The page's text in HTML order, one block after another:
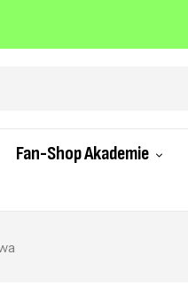
Fan-Shop Akademie